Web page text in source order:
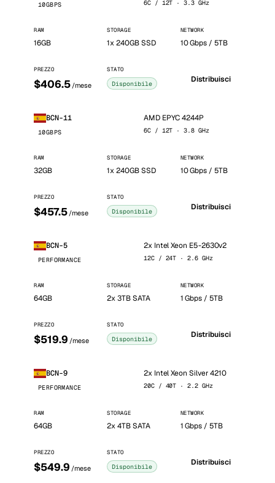
10GBPS 6C / 12T · 3.3 GHz
RAM
16GB
STORAGE
1x 240GB SSD
NETWORK
10 Gbps / 5TB
PREZZO
$406.5 /mese
STATO
Disponibile Distribuisci
BCN-11
10GBPS
AMD EPYC 4244P
6C / 12T · 3.8 GHz
RAM
32GB
STORAGE
1x 240GB SSD
NETWORK
10 Gbps / 5TB
PREZZO
$457.5 /mese
STATO
Disponibile Distribuisci
BCN-5
PERFORMANCE
2x Intel Xeon E5-2630v2
12C / 24T · 2.6 GHz
RAM
64GB
STORAGE
2x 3TB SATA
NETWORK
1 Gbps / 5TB
PREZZO
$519.9 /mese
STATO
Disponibile Distribuisci
BCN-9
PERFORMANCE
2x Intel Xeon Silver 4210
20C / 40T · 2.2 GHz
RAM
64GB
STORAGE
2x 4TB SATA
NETWORK
1 Gbps / 5TB
PREZZO
$549.9 /mese
STATO
Disponibile Distribuisci